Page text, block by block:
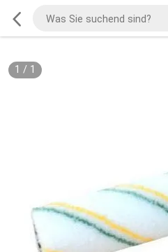
1 / 1